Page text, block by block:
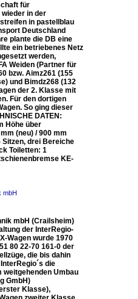
für
in der
in pastellblau
Deutschland
plante die DB eine
ein betriebenes Netz
werden,
Weiden (Partner für
bzw. Aimz261 (155
und Bimdz268 (132
der 2. Klasse mit
Für den dortigen
So ging dieser
DATEN:
Höhe über
(neu) / 900 mm
drei Bereiche
Toiletten: 1
KE-
mbH
mbH (Crailsheim)
der InterRegio-
Wagen wurde 1970
80 22-70 161-0 der
die bis dahin
die
weitgehenden Umbau
GmbH)
Klasse),